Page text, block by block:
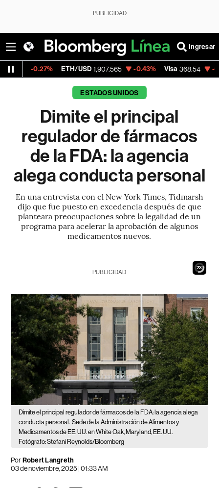
PUBLICIDAD
Ingresar
ETH/USD 1,907.565 -0.43% Visa 368.54 -0.28%
ESTADOS UNIDOS
Dimite el principal
regulador de fármacos
de la FDA: la agencia
alega conducta personal
En una entrevista con el New York Times, Tidmarsh
dijo que fue puesto en excedencia después de que
planteara preocupaciones sobre la legalidad de un
programa para acelerar la aprobación de algunos
medicamentos nuevos.
22
PUBLICIDAD
Dimite el principal regulador de fármacos de la FDA: la agencia alega
conducta personal. Sede de la Administración de Alimentos y
Medicamentos de EE. UU. en White Oak, Maryland, EE. UU.
Fotógrafo: Stefani Reynolds/Bloomberg
PorRobert Langreth
03 de noviembre, 2025 | 01:33 AM